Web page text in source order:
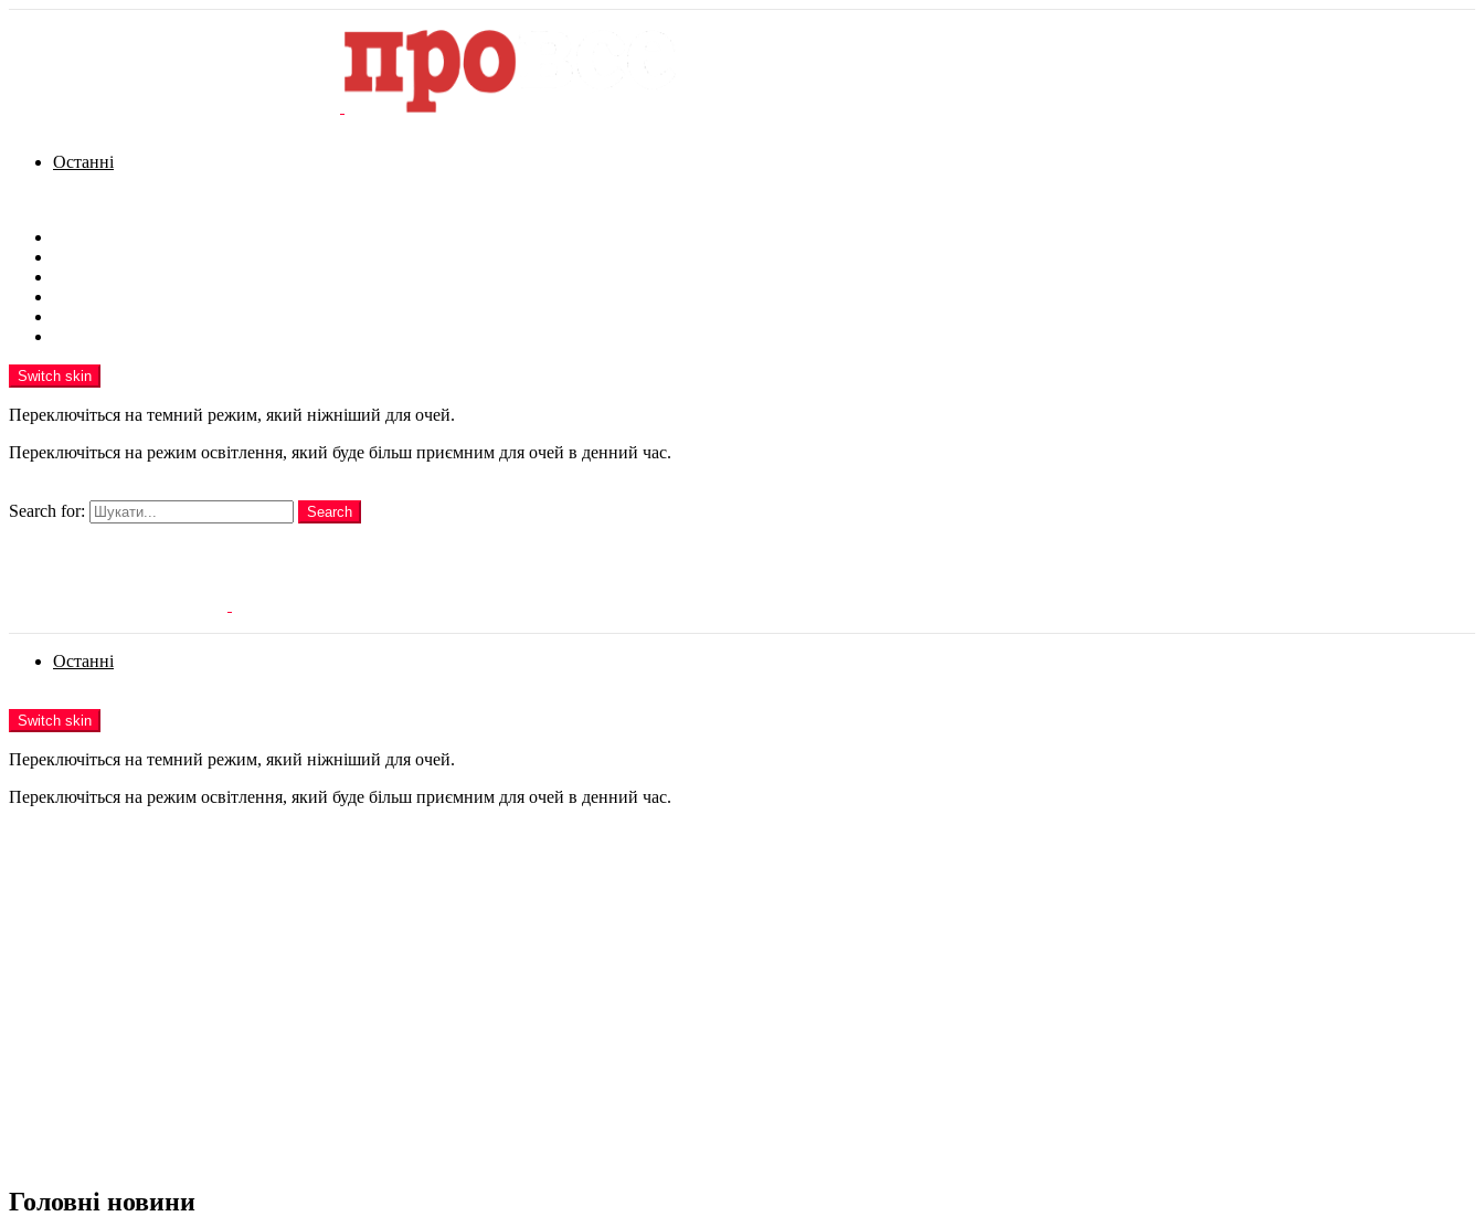
Останні
Switch skin
Переключіться на темний режим, який ніжніший для очей.
Переключіться на режим освітлення, який буде більш приємним для очей в денний час.
Search for:
Search
Останні
Switch skin
Переключіться на темний режим, який ніжніший для очей.
Переключіться на режим освітлення, який буде більш приємним для очей в денний час.
Головні новини